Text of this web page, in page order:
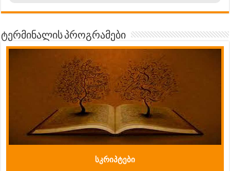
ტერმინალის პროგრამები
სკრიპტები